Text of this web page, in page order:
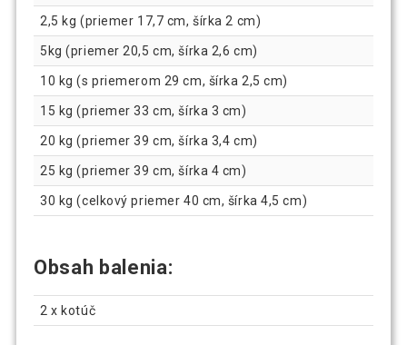
2,5 kg (priemer 17,7 cm, šírka 2 cm)
5kg (priemer 20,5 cm, šírka 2,6 cm)
10 kg (s priemerom 29 cm, šírka 2,5 cm)
15 kg (priemer 33 cm, šírka 3 cm)
20 kg (priemer 39 cm, šírka 3,4 cm)
25 kg (priemer 39 cm, šírka 4 cm)
30 kg (celkový priemer 40 cm, šírka 4,5 cm)
Obsah balenia:
2 x kotúč